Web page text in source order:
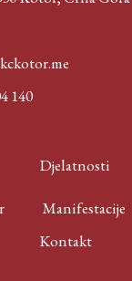
140
Djelatnosti
Manifestacije
Kontakt